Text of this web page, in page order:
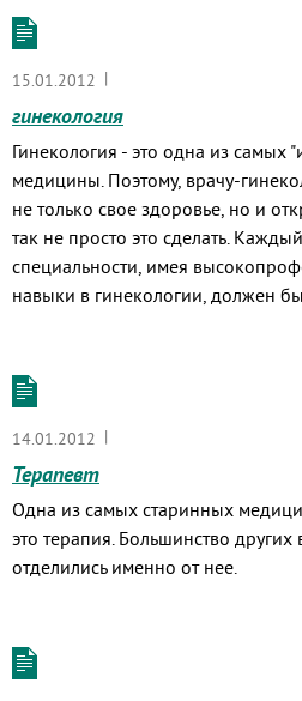
15.01.2012 |
гинекология
Гинекология - это одна из самых
медицины. Поэтому, врачу-
не только свое здоровье, но и
так не просто это сделать.
специальности, имея
навыки в гинекологии, должен
14.01.2012 |
Терапевт
Одна из самых старинных
это терапия. Большинство
отделились именно от нее.